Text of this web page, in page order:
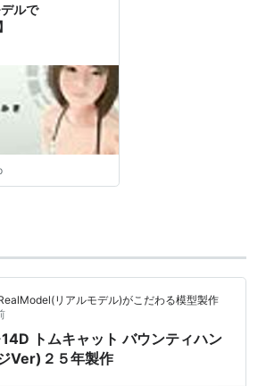
ルで
リアルモデル)がこだわる模型製作
トムキャット バウンティハン
Ver)２５年製作